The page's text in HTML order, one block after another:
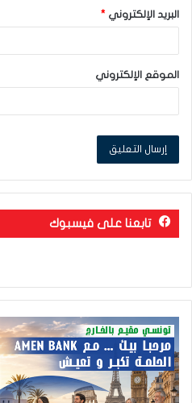
البريد الإلكتروني *
الموقع الإلكتروني
تابعنا على فيسبوك